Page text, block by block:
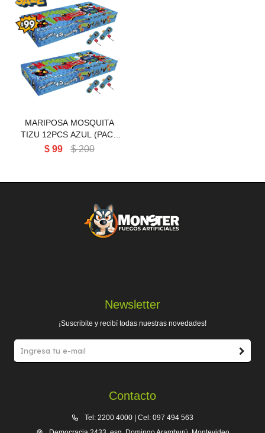
MARIPOSA MOSQUITA TIZU
12PCS AZUL
MARIPOSA MOSQUITA
TIZU 12PCS AZUL (PACK
1+1)
$ 99 $ 200
Contacto
Tel: 2200 4000 | Cel: 097 494 563
Newsletter
¡Suscribite y recibí todas nuestras novedades!